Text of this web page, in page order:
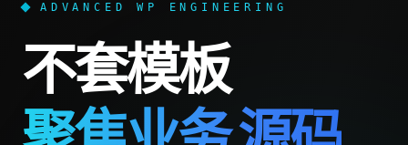
ADVANCED WP ENGINEERING
不套模板